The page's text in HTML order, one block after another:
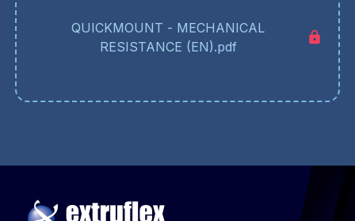
QUICKMOUNT - MECHANICAL
RESISTANCE (EN).pdf